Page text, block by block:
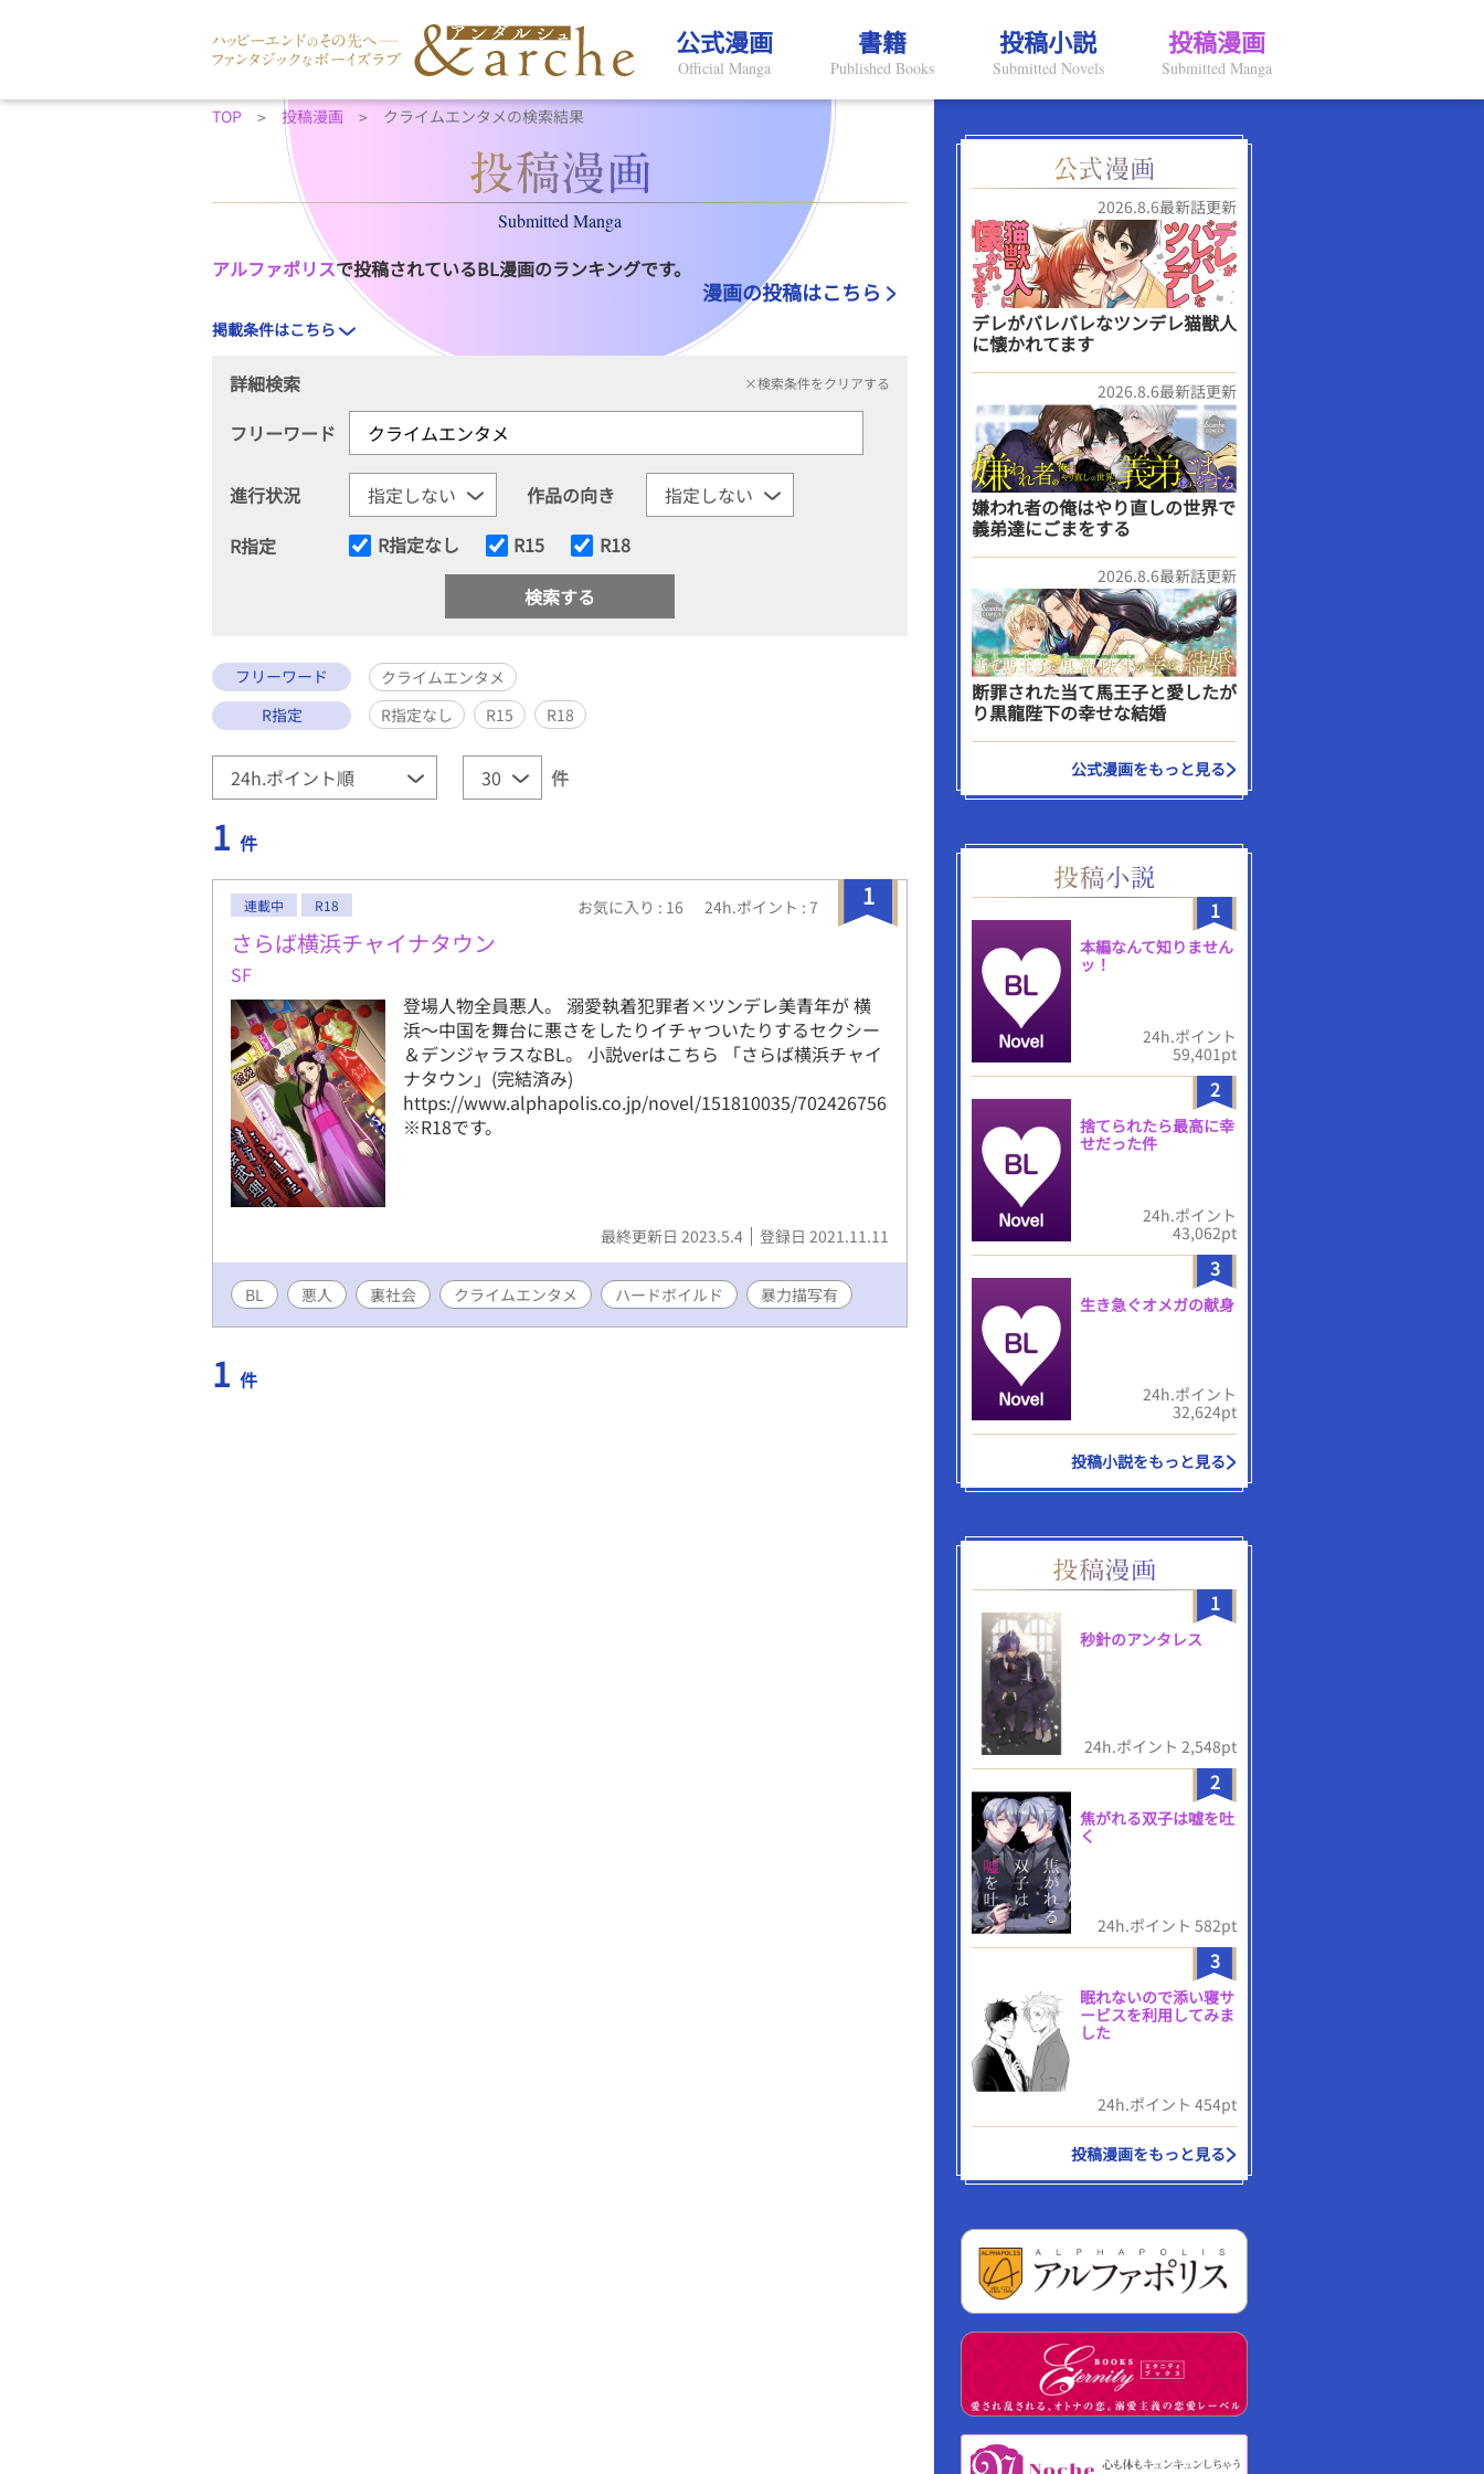
公式漫画
Official Manga
書籍
Published Books
投稿小説
Submitted Novels
投稿漫画
Submitted Manga
TOP 投稿漫画 クライムエンタメの検索結果
Submitted Manga
アルファポリスで投稿されているBL漫画のランキングです。
漫画の投稿はこちら
掲載条件はこちら
詳細検索 ×検索条件をクリアする
フリーワード
進行状況
作品の向き
R指定
R指定なし R15 R18
フリーワード
クライムエンタメ
R指定
R指定なし R15 R18
件
1 件
1
連載中 R18 お気に入り : 16 24h.ポイント : 7
さらば横浜チャイナタウン
SF
登場人物全員悪人。 溺愛執着犯罪者×ツンデレ美青年が 横
浜〜中国を舞台に悪さをしたりイチャついたりするセクシー
＆デンジャラスなBL。 小説verはこちら 「さらば横浜チャイ
ナタウン」(完結済み)
https://www.alphapolis.co.jp/novel/151810035/702426756
※R18です。
最終更新日 2023.5.4 登録日 2021.11.11
BL 悪人 裏社会 クライムエンタメ ハードボイルド 暴力描写有
1 件
2026.8.6最新話更新
デレがバレバレなツンデレ猫獣人
に懐かれてます
2026.8.6最新話更新
嫌われ者の俺はやり直しの世界で
義弟達にごまをする
2026.8.6最新話更新
断罪された当て馬王子と愛したが
り黒龍陛下の幸せな結婚
公式漫画をもっと見る
1
本編なんて知りません
ッ！
24h.ポイント
59,401pt
2
捨てられたら最高に幸
せだった件
24h.ポイント
43,062pt
3
生き急ぐオメガの献身
24h.ポイント
32,624pt
投稿小説をもっと見る
1
秒針のアンタレス
24h.ポイント 2,548pt
2
焦がれる双子は嘘を吐
く
24h.ポイント 582pt
3
眠れないので添い寝サ
ービスを利用してみま
した
24h.ポイント 454pt
投稿漫画をもっと見る